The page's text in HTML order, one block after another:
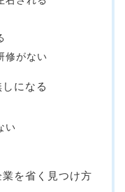
修がない
になる
い
業を省く見つけ方